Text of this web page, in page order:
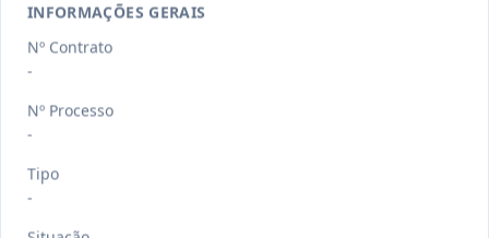
Prestação
de
Serviços
Serviços De Artistas Locais: Art
INFORMAÇÕES GERAIS
Nº Contrato
-
Nº Processo
-
Tipo
-